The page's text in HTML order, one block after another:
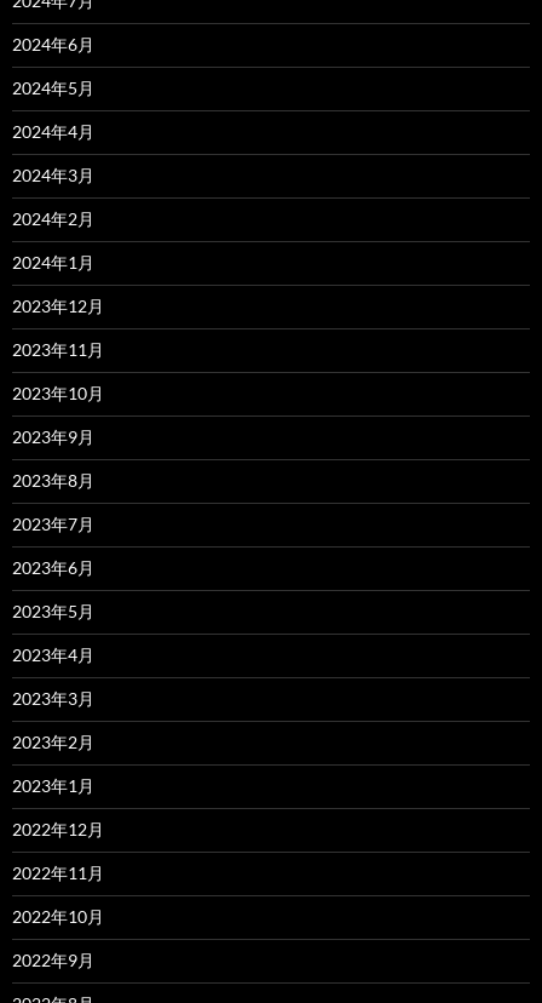
2024年6月
2024年5月
2024年4月
2024年3月
2024年2月
2024年1月
2023年12月
2023年11月
2023年10月
2023年9月
2023年8月
2023年7月
2023年6月
2023年5月
2023年4月
2023年3月
2023年2月
2023年1月
2022年12月
2022年11月
2022年10月
2022年9月